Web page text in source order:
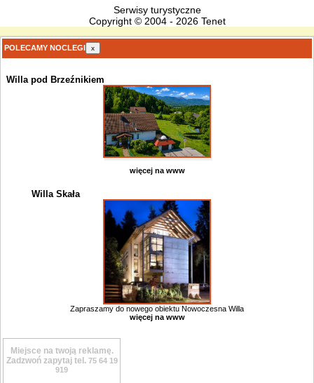
Serwisy turystyczne
Copyright © 2004 - 2026 Tenet
POLECAMY NOCLEGI x
Willa pod Brzeźnikiem
więcej na www
Willa Skała
Zapraszamy do nowego obiektu Nowoczesna Willa
więcej na www
Miejsce na twoją reklamę.
Zadzwoń zapytaj tel. 75 64 19
919